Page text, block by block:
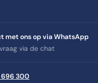
met ons op via WhatsApp
via de chat
696 300